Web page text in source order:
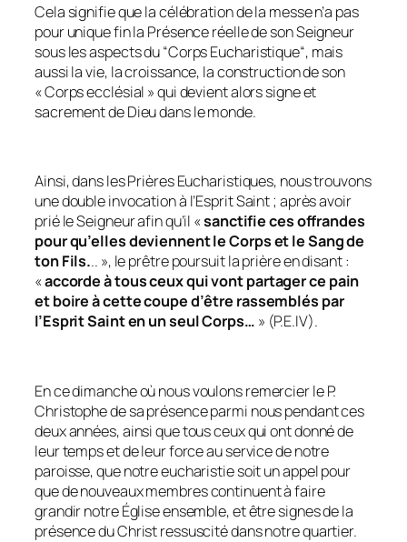
Cela signifie que la célébration de la messe n’a pas
pour unique fin la Présence réelle de son Seigneur
sous les aspects du “Corps Eucharistique“, mais
aussi la vie, la croissance, la construction de son
« Corps ecclésial » qui devient alors signe et
sacrement de Dieu dans le monde.
Ainsi, dans les Prières Eucharistiques, nous trouvons
une double invocation à l’Esprit Saint ; après avoir
prié le Seigneur afin qu’il «sanctifie ces offrandes
pour qu’elles deviennent le Corps et le Sang de
ton Fils... », le prêtre poursuit la prière en disant :
«accorde à tous ceux qui vont partager ce pain
et boire à cette coupe d’être rassemblés par
l’Esprit Saint en un seul Corps… » (P.E.IV).
En ce dimanche où nous voulons remercier le P.
Christophe de sa présence parmi nous pendant ces
deux années, ainsi que tous ceux qui ont donné de
leur temps et de leur force au service de notre
paroisse, que notre eucharistie soit un appel pour
que de nouveaux membres continuent à faire
grandir notre Église ensemble, et être signes de la
présence du Christ ressuscité dans notre quartier.